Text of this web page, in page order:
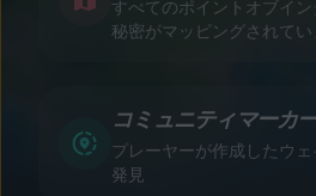
すべてのポイントオブイン
秘密がマッピングされてい
コミュニティマーカ
プレーヤーが作成したウェ
発見